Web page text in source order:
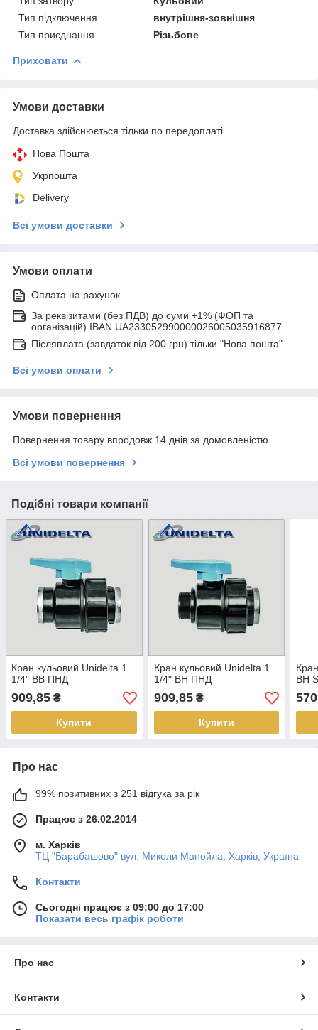
Тип підключення
внутрішня-зовнішня
Тип приєднання
Різьбове
Приховати
Умови доставки
Доставка здійснюється тільки по передоплаті.
Нова Пошта
Укрпошта
Delivery
Всі умови доставки
Умови оплати
Оплата на рахунок
За реквізитами (без ПДВ) до суми +1% (ФОП та
організацій) IBAN UA233052990000026005035916877
Післяплата (завдаток від 200 грн) тільки "Нова пошта"
Всі умови оплати
Умови повернення
Повернення товару впродовж 14 днів за домовленістю
Всі умови повернення
Подібні товари компанії
Кран кульовий Unidelta 1
1/4" ВВ ПНД
909,85 ₴
Купити
Кран кульовий Unidelta 1
1/4" ВН ПНД
909,85₴
Купити
ВН
Про нас
99% позитивних з 251 відгука за рік
Працює з 26.02.2014
м. Харків
ТЦ "Барабашово" вул. Миколи Манойла, Харків, Україна
Контакти
Сьогодні працює з 09:00 до 17:00
Показати весь графік роботи
Про нас
Контакти